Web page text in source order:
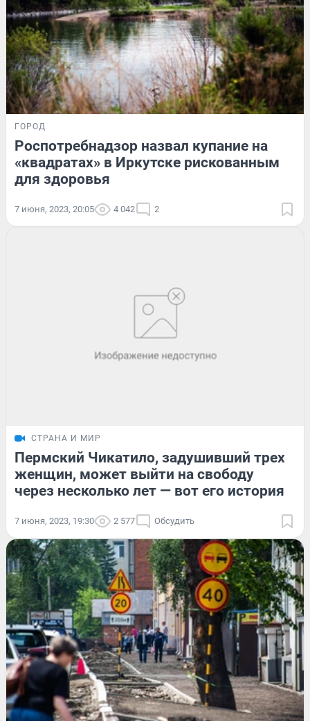
ГОРОД
Роспотребнадзор назвал купание на
«квадратах» в Иркутске рискованным
для здоровья
7 июня, 2023, 20:05 4 042 2
СТРАНА И МИР
Пермский Чикатило, задушивший трех
женщин, может выйти на свободу
через несколько лет — вот его история
7 июня, 2023, 19:30 2 577 Обсудить